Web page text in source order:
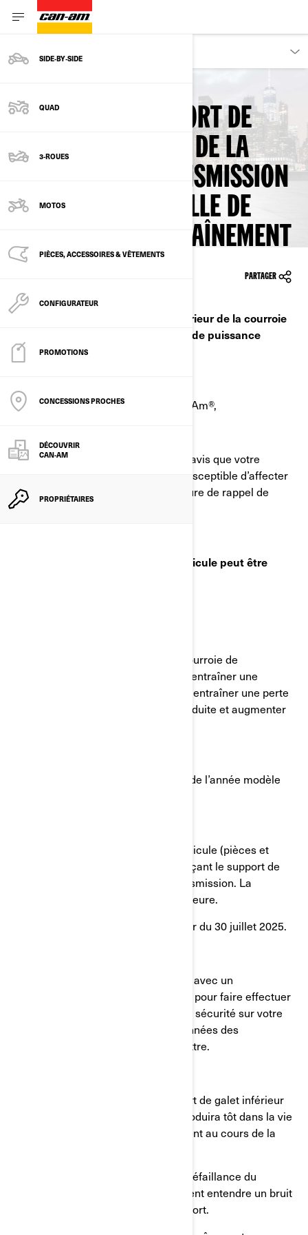
SIDE‑BY‑SIDE
QUAD
3-ROUES
MOTOS
PIÈCES, ACCESSOIRES & VÊTEMENTS
CONFIGURATEUR
PROMOTIONS
CONCESSIONS PROCHES
DÉCOUVRIR
CAN-AM
PROPRIÉTAIRES
RUPTURE DU SUPPORT DE
PIGNON INFÉRIEUR DE LA
COURROIE DE TRANSMISSION
– PERTE POTENTIELLE DE
PUISSANCE D’ENTRAÎNEMENT
PARTAGER
Rupture du support de pignon inférieur de la courroie
de transmission – Perte potentielle de puissance
d’entraînement
Cher propriétaire d’un véhicule Can-Am®,
Nous vous informons par le présent avis que votre
véhicule peut présenter un défaut susceptible d’affecter
la sécurité. BRP a lancé une procédure de rappel de
sécurité.
D’après nos informations, votre véhicule peut être
Le support de galet inférieur de la courroie de
transmission est défectueux et peut entraîner une
défaillance de la courroie. Cela peut entraîner une perte
de puissance moteur pendant la conduite et augmenter
Certains véhicules Can-Am Canyon de l’année modèle
BRP réparera gratuitement votre véhicule (pièces et
main-d’œuvre comprises) en remplaçant le support de
galet inférieur de la courroie de transmission. La
procédure ne prend pas plus d’une heure.
Les pièces seront disponibles à partir du 30 juillet 2025.
Prenez immédiatement rendez-vous avec un
concessionnaire BRP Can-Am agréé pour faire effectuer
la réparation décrite par le rappel de sécurité sur votre
véhicule. Vous trouverez les coordonnées des
concessionnaires à la fin de cette lettre.
● Notez que la défaillance du support de galet inférieur
de la courroie de transmission se produira tôt dans la vie
de votre véhicule et très probablement au cours de la
● Vous ne serez pas averti avant la défaillance du
support. Certains conducteurs peuvent entendre un bruit
intermittent après la rupture du support.